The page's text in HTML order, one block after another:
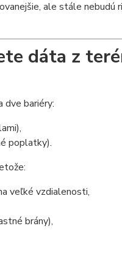
ale stále nebudú
dáta z
dve bariéry:
poplatky).
veľké vzdialenosti,
brány),